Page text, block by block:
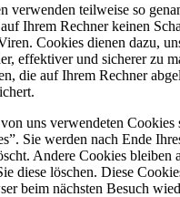
verwenden teilweise so
Ihrem Rechner keinen
Cookies dienen dazu,
effektiver und sicherer zu
die auf Ihrem Rechner
uns verwendeten Cookies
Sie werden nach Ende
Andere Cookies bleiben
diese löschen. Diese
beim nächsten Besuch